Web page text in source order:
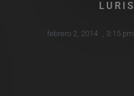
LURIS
febrero 2, 2014 , 3:15 pm